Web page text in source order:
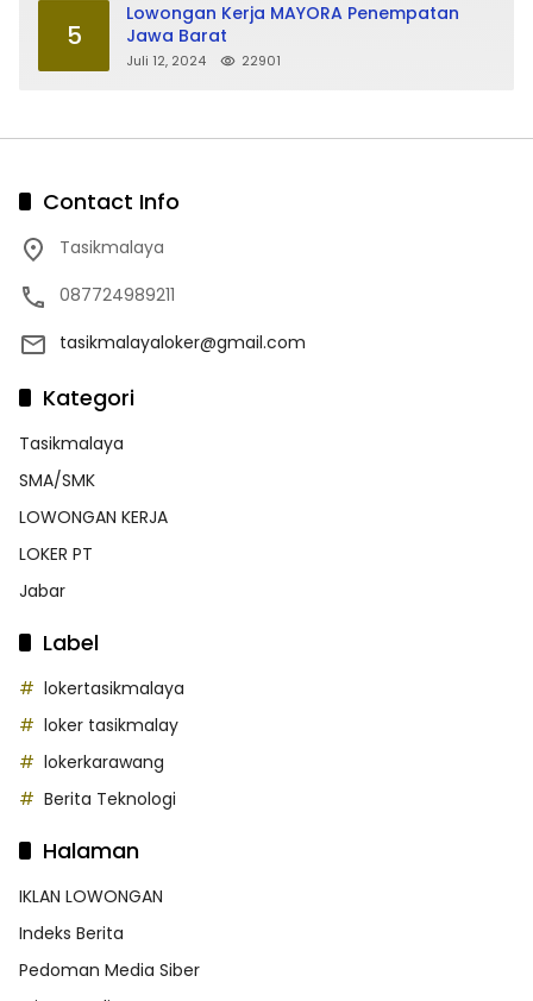
5
Lowongan Kerja MAYORA Penempatan
Jawa Barat
Juli 12, 2024 22901
Contact Info
Tasikmalaya
087724989211
tasikmalayaloker@gmail.com
Kategori
Tasikmalaya
SMA/SMK
LOWONGAN KERJA
LOKER PT
Jabar
Label
lokertasikmalaya
loker tasikmalay
lokerkarawang
Berita Teknologi
Halaman
IKLAN LOWONGAN
Indeks Berita
Pedoman Media Siber